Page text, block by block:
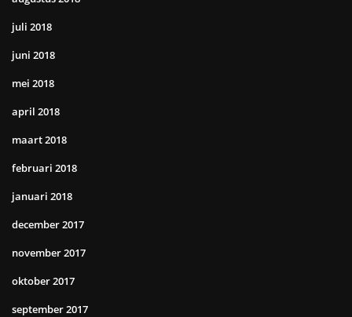
juli 2018
juni 2018
mei 2018
april 2018
maart 2018
februari 2018
januari 2018
december 2017
november 2017
oktober 2017
september 2017